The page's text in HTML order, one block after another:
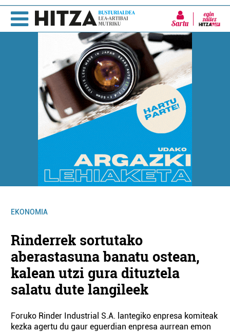
Sartu
EKONOMIA
Rinderrek sortutako
aberastasuna banatu ostean,
kalean utzi gura dituztela
salatu dute langileek
Foruko Rinder Industrial S.A. lantegiko enpresa komiteak
kezka agertu du gaur eguerdian enpresa aurrean emon